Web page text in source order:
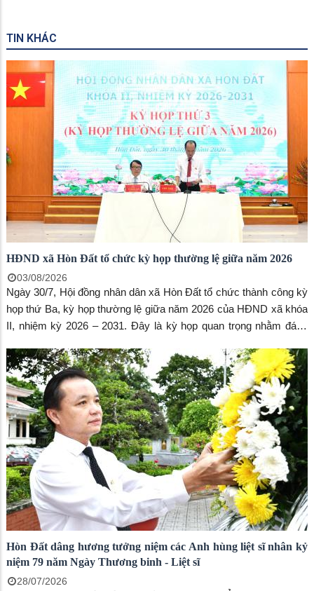
TIN KHÁC
HĐND xã Hòn Đất tổ chức kỳ họp thường lệ giữa năm 2026
03/08/2026
Ngày 30/7, Hội đồng nhân dân xã Hòn Đất tổ chức thành công kỳ
họp thứ Ba, kỳ họp thường lệ giữa năm 2026 của HĐND xã khóa
II, nhiệm kỳ 2026 – 2031. Đây là kỳ họp quan trọng nhằm đánh
ngân sách nhà nước 6 tháng đầu năm và đề ra các nhiệm vụ, giải
pháp trọng tâm cho 6 tháng cuối năm. Kỳ họp do Thường trực
HĐND xã chủ trì.
Hòn Đất dâng hương tưởng niệm các Anh hùng liệt sĩ nhân kỷ
niệm 79 năm Ngày Thương binh - Liệt sĩ
28/07/2026